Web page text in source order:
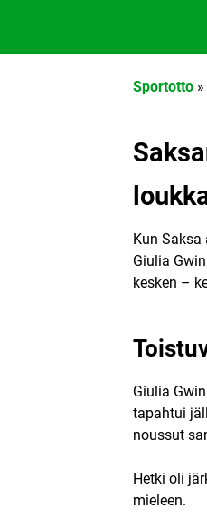
Sportotto »
Kun
Giulia
kesken –
Giulia
tapahtui
noussut
Hetki oli
mieleen.